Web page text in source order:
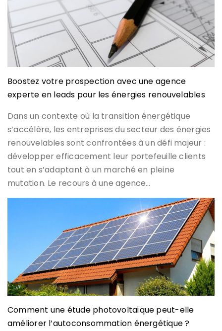
Boostez votre prospection avec une agence
experte en leads pour les énergies renouvelables
Dans un contexte où la transition énergétique
s’accélère, les entreprises du secteur des énergies
renouvelables sont confrontées à un défi majeur :
développer efficacement leur portefeuille clients
tout en s’adaptant à un marché en pleine
mutation. Le recours à une agence…
Comment une étude photovoltaïque peut-elle
améliorer l’autoconsommation énergétique ?